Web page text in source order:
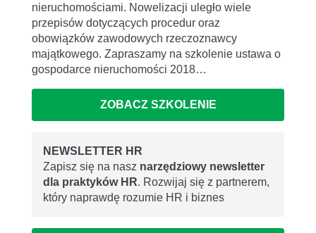
nieruchomościami. Nowelizacji uległo wiele
przepisów dotyczących procedur oraz
obowiązków zawodowych rzeczoznawcy
majątkowego. Zapraszamy na szkolenie ustawa o
gospodarce nieruchomości 2018…
ZOBACZ SZKOLENIE
NEWSLETTER HR
Zapisz się na nasz narzędziowy newsletter
dla praktyków HR. Rozwijaj się z partnerem,
który naprawdę rozumie HR i biznes